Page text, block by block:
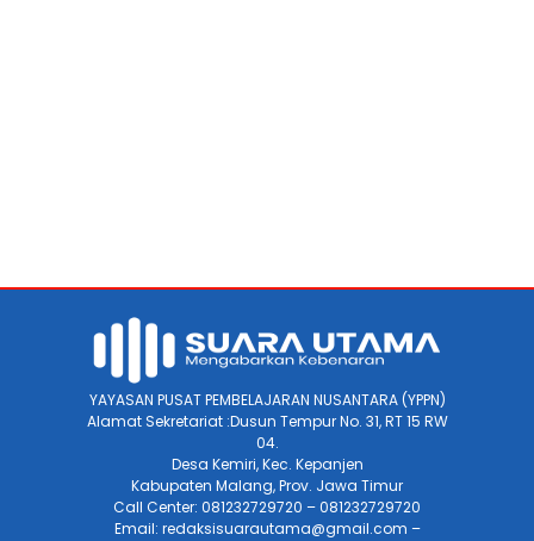
YAYASAN PUSAT PEMBELAJARAN NUSANTARA (YPPN)
Alamat Sekretariat :Dusun Tempur No. 31, RT 15 RW
04.
Desa Kemiri, Kec. Kepanjen
Kabupaten Malang, Prov. Jawa Timur
Call Center: 081232729720 – 081232729720
Email: redaksisuarautama@gmail.com –